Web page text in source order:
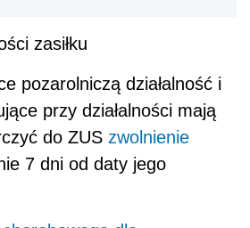
zasiłku
pozarolniczą działalność i
przy działalności mają
do ZUS zwolnienie
7 dni od daty jego